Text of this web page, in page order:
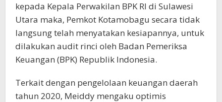
kepada Kepala Perwakilan BPK RI di Sulawesi
Utara maka, Pemkot Kotamobagu secara tidak
langsung telah menyatakan kesiapannya, untuk
dilakukan audit rinci oleh Badan Pemeriksa
Keuangan (BPK) Republik Indonesia.
Terkait dengan pengelolaan keuangan daerah
tahun 2020, Meiddy mengaku optimis